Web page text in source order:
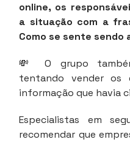
online, os
a situação com a
Como se sente sendo
💸 O grupo
tentando vender os
informação que havia
Especialistas em
recomendar que